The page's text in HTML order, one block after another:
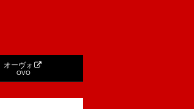
オーヴォ
OVO